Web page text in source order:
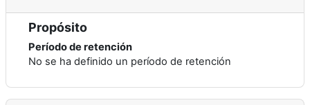
Propósito
Período de retención
No se ha definido un período de retención